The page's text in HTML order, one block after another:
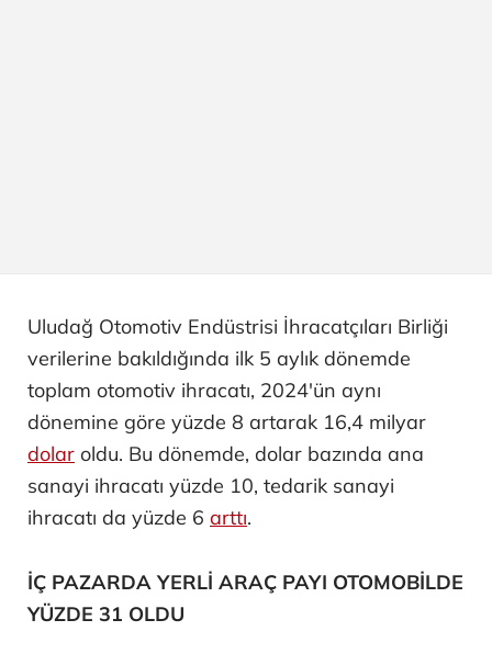
Uludağ Otomotiv Endüstrisi İhracatçıları Birliği
verilerine bakıldığında ilk 5 aylık dönemde
toplam otomotiv ihracatı, 2024'ün aynı
dönemine göre yüzde 8 artarak 16,4 milyar
dolar oldu. Bu dönemde, dolar bazında ana
sanayi ihracatı yüzde 10, tedarik sanayi
ihracatı da yüzde 6 arttı.
İÇ PAZARDA YERLİ ARAÇ PAYI OTOMOBİLDE
YÜZDE 31 OLDU